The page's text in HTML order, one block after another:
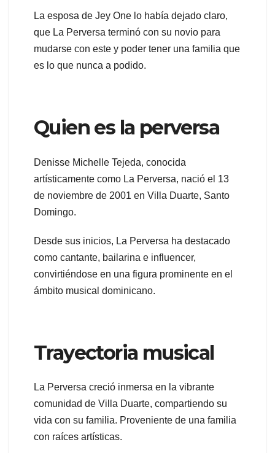
La esposa de Jey One lo había dejado claro,
que La Perversa terminó con su novio para
mudarse con este y poder tener una familia que
es lo que nunca a podido.
Quien es la perversa
Denisse Michelle Tejeda, conocida
artísticamente como La Perversa, nació el 13
de noviembre de 2001 en Villa Duarte, Santo
Domingo.
Desde sus inicios, La Perversa ha destacado
como cantante, bailarina e influencer,
convirtiéndose en una figura prominente en el
ámbito musical dominicano.
Trayectoria musical
La Perversa creció inmersa en la vibrante
comunidad de Villa Duarte, compartiendo su
vida con su familia. Proveniente de una familia
con raíces artísticas.